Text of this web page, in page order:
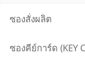
ซองสั่งผลิต
ซองคีย์การ์ด (KEY